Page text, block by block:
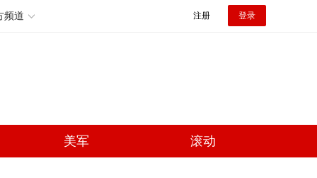
频道 注册 登录
美军 滚动